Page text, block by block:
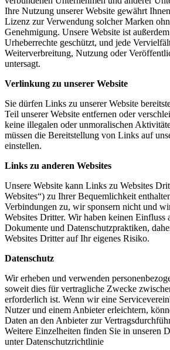
Ihre Nutzung unserer Website gewährt
Lizenz zur Verwendung solcher Marken
Genehmigung. Unsere Website ist
Urheberrechte geschützt, und jede
Weiterverbreitung, Nutzung oder
untersagt.
Verlinkung zu unserer Website
Sie dürfen Links zu unserer Website
Teil unserer Website entfernen oder
keine illegalen oder unmoralischen
müssen die Bereitstellung von Links auf
einstellen.
Links zu anderen Websites
Unsere Website kann Links zu Websites
Websites“) zu Ihrer Bequemlichkeit
Verbindungen zu, wir sponsern nicht und
Websites Dritter. Wir haben keinen Einfluss
Dokumente und Datenschutzpraktiken,
Websites Dritter auf Ihr eigenes Risiko.
Datenschutz
Wir erheben und verwenden
soweit dies für vertragliche Zwecke
erforderlich ist. Wenn wir eine
Nutzer und einem Anbieter erleichtern,
Daten an den Anbieter zur
Weitere Einzelheiten finden Sie in unseren
unterDatenschutzrichtlinie